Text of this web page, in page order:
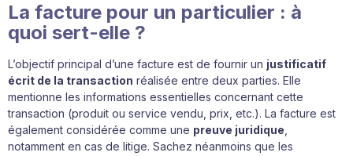
La facture pour un particulier : à
quoi sert-elle ?
L’objectif principal d’une facture est de fournir un justificatif
écrit de la transaction réalisée entre deux parties. Elle
mentionne les informations essentielles concernant cette
transaction (produit ou service vendu, prix, etc.). La facture est
également considérée comme une preuve juridique
notamment en cas de litige. Sachez néanmoins que les